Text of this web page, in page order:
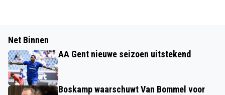
Net Binnen
AA Gent nieuwe seizoen uitstekend
Boskamp waarschuwt Van Bommel voor